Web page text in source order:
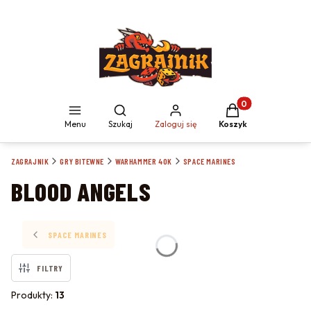
Menu
Otwórz wyszukiwarkę
Szukaj Zaloguj się
Produkty w
Koszyk
ZAGRAJNIK GRY BITEWNE WARHAMMER 40K SPACE MARINES
BLOOD ANGELS
SPACE MARINES
FILTRY
Produkty: 13